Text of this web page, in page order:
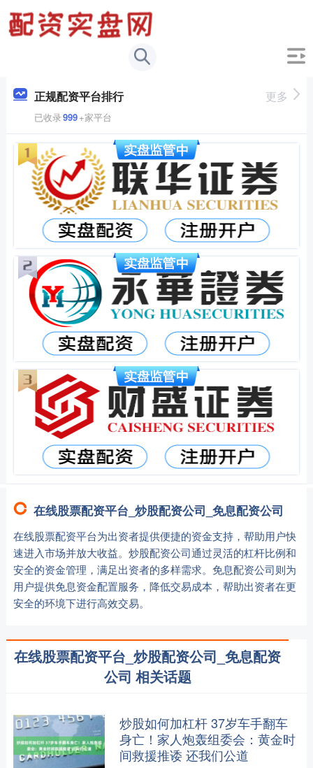
正规配资平台排行
已收录999+家平台
更多
在线股票配资平台_炒股配资公司_免息配资公司
在线股票配资平台为出资者提供便捷的资金支持，帮助用户快
速进入市场并放大收益。炒股配资公司通过灵活的杠杆比例和
安全的资金管理，满足出资者的多样需求。免息配资公司则为
用户提供免息资金配置服务，降低交易成本，帮助出资者在更
安全的环境下进行高效交易。
在线股票配资平台_炒股配资公司_免息配资
公司 相关话题
炒股如何加杠杆 37岁车手翻车
身亡！家人炮轰组委会：黄金时
间救援推诿 还我们公道